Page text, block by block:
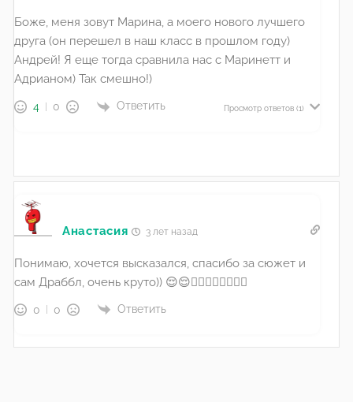
Боже, меня зовут Марина, а моего нового лучшего
друга (он перешел в наш класс в прошлом году)
Андрей! Я еще тогда сравнила нас с Маринетт и
Адрианом) Так смешно!)
4 0 Ответить Просмотр ответов (1)
Анастасия 3 лет назад
Понимаю, хочется высказался, спасибо за сюжет и
сам Драббл, очень круто)) 😌😌👍🏻👍🏻✌🏻✌🏻
0 0 Ответить